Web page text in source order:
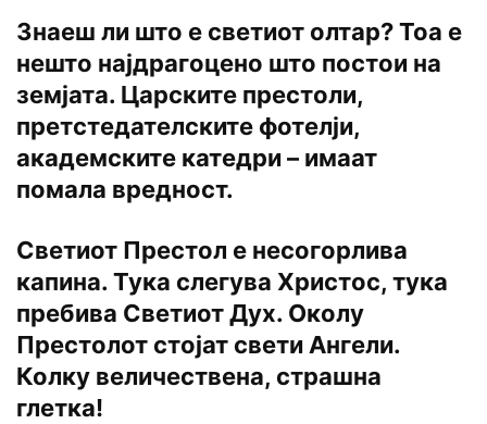
Знаеш ли што е светиот олтар? Тоа е
нешто најдрагоцено што постои на
земјата. Царските престоли,
претстедателските фотелји,
академските катедри – имаат
помала вредност.
Светиот Престол е несогорлива
капина. Тука слегува Христос, тука
пребива Светиот Дух. Околу
Престолот стојат свети Ангели.
Колку величествена, страшна
глетка!